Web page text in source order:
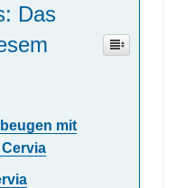
Das
mit